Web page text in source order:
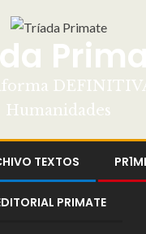
Humanidades
TEXTOS
PRIMATE